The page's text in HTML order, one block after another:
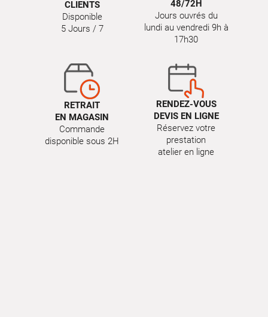
CLIENTS
Disponible
5 Jours / 7
48/72H
Jours ouvrés du
lundi au vendredi 9h à
17h30
RETRAIT
EN MAGASIN
Commande
disponible sous 2H
RENDEZ-VOUS
DEVIS EN LIGNE
Réservez votre
prestation
atelier en ligne